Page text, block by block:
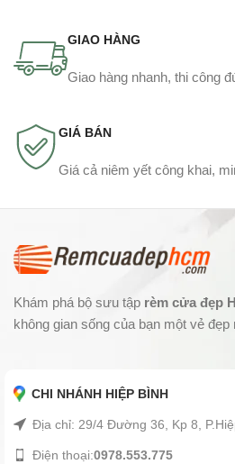
GIAO HÀNG
Giao hàng nhanh, thi công
GIÁ BÁN
Giá cả niêm yết công khai,
Khám phá bộ sưu tập rèm cửa đẹp
không gian sống của bạn một vẻ
CHI NHÁNH HIỆP BÌNH
Địa chỉ: 29/4 Đường 36, Kp 8,
Điện thoại:0978.553.775